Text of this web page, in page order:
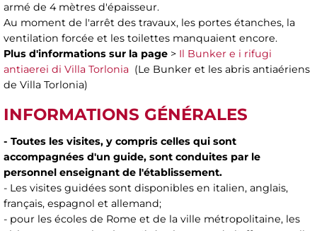
armé de 4 mètres d'épaisseur.
Au moment de l'arrêt des travaux, les portes étanches, la
ventilation forcée et les toilettes manquaient encore.
Plus d'informations sur la page > Il Bunker e i rifugi
antiaerei di Villa Torlonia (Le Bunker et les abris antiaériens
de Villa Torlonia)
INFORMATIONS GÉNÉRALES
- Toutes les visites, y compris celles qui sont
accompagnées d'un guide, sont conduites par le
personnel enseignant de l'établissement.
- Les visites guidées sont disponibles en italien, anglais,
français, espagnol et allemand;
- pour les écoles de Rome et de la ville métropolitaine, les